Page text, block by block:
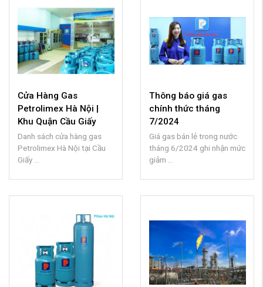
Cửa Hàng Gas
Petrolimex Hà Nội |
Khu Quận Cầu Giấy
Danh sách cửa hàng gas
Petrolimex Hà Nội tại Cầu
Giấy ...
Thông báo giá gas
chính thức tháng
7/2024
Giá gas bán lẻ trong nước
tháng 6/2024 ghi nhận mức
giảm ...